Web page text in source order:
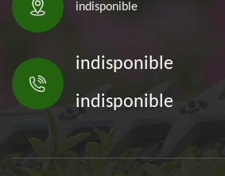
indisponible
indisponible
indisponible